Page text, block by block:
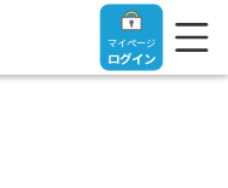
マイページ
ログイン